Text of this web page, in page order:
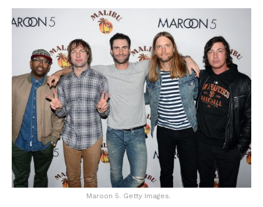
Maroon 5. Getty Images.